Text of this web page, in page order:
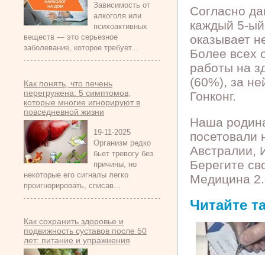
Зависимость от
алкоголя или
психоактивных
веществ — это серьезное
заболевание, которое требует...
Как понять, что печень
перегружена: 5 симптомов,
которые многие игнорируют в
повседневной жизни
19-11-2025
Организм редко
бьет тревогу без
причины, но
некоторые его сигналы легко
проигнорировать, списав...
Как сохранить здоровье и
подвижность суставов после 50
лет: питание и упражнения
Согласно
каждый 5-
оказывает
Более всех
работы на
(60%), за
Гонконг.
Наша
посетовали
Австралии,
Берегите
Медицина
Читайте